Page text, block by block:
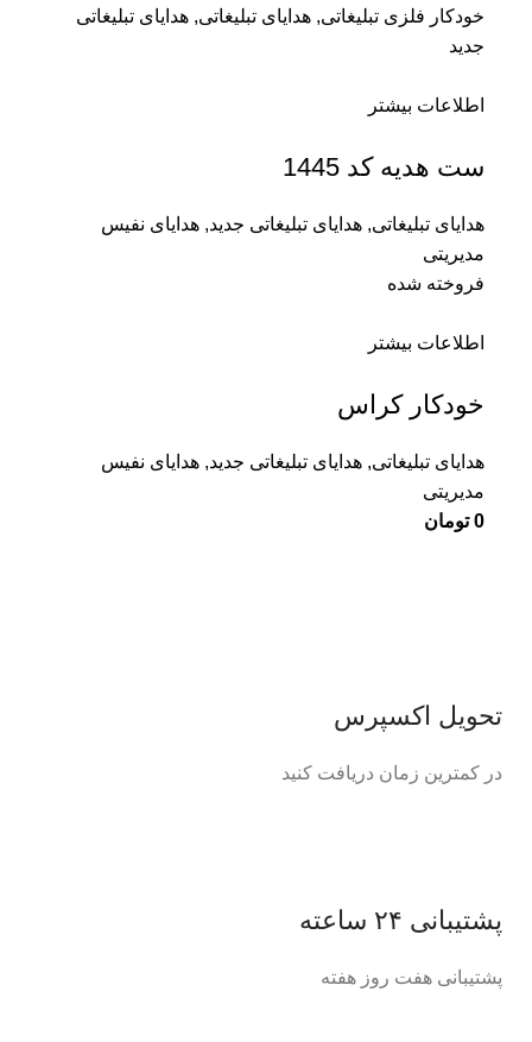
خودکار فلزی تبلیغاتی, هدایای تبلیغاتی, هدایای تبلیغاتی
جدید
اطلاعات بیشتر
ست هدیه کد 1445
هدایای تبلیغاتی, هدایای تبلیغاتی جدید, هدایای نفیس
مدیریتی
فروخته شده
اطلاعات بیشتر
خودکار کراس
هدایای تبلیغاتی, هدایای تبلیغاتی جدید, هدایای نفیس
مدیریتی
0 تومان
تحویل اکسپرس
در کمترین زمان دریافت کنید
پشتیبانی ۲۴ ساعته
پشتیبانی هفت روز هفته